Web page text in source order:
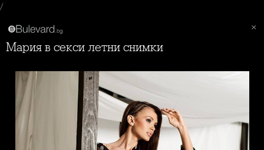
/
Мария в секси летни снимки